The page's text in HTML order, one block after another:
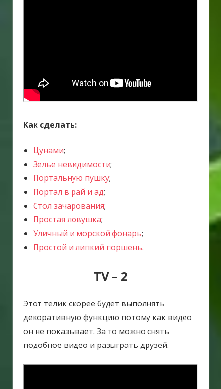
Как сделать:
Цунами;
Зелье невидимости;
Портальную пушку;
Портал в рай и ад;
Стол зачарования;
Простая ловушка;
Уличный и морской фонарь;
Простой и липкий поршень.
TV – 2
Этот телик скорее будет выполнять
декоративную функцию потому как видео
он не показывает. За то можно снять
подобное видео и разыграть друзей.